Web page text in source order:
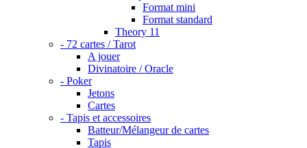
Format mini
Format standard
Theory 11
- 72 cartes / Tarot
A jouer
Divinatoire / Oracle
- Poker
Jetons
Cartes
- Tapis et accessoires
Batteur/Mélangeur de cartes
Tapis